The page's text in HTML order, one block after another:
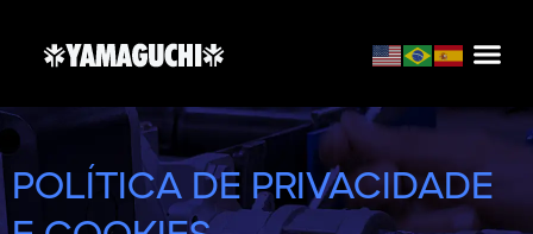
POLÍTICA DE PRIVACIDADE